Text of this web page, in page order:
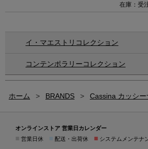
在庫：受
イ・マエストリコレクション
コンテンポラリーコレクション
ホーム > BRANDS > Cassina カッシー
オンラインストア 営業日カレンダー
営業日休 配送・出荷休 ■ システムメンテナ